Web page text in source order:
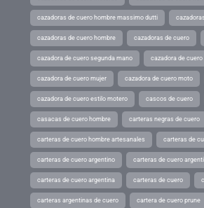
cazadoras de cuero hombre massimo dutti
cazadoras de cuero hombre cazadoras de cuero
cazadora de cuero segunda mano cazadora de cuero
cazadora de cuero mujer cazadora de cuero moto
cazadora de cuero estilo motero cascos de cuero
casacas de cuero hombre carteras negras de cuero
carteras de cuero hombre artesanales carteras de
carteras de cuero argentino carteras de cuero
carteras de cuero argentina carteras de cuero
carteras argentinas de cuero cartera de cuero prune